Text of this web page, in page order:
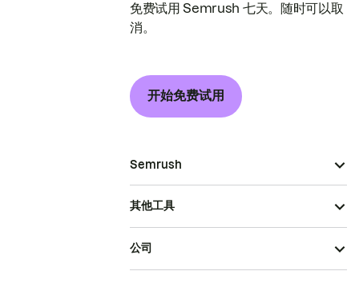
免费试用 Semrush 七天。随时可以取
消。
开始免费试用
Semrush
其他工具
公司